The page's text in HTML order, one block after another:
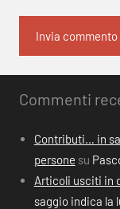
Commenti
Contributi… in
persone su
Articoli usciti in
saggio indica la